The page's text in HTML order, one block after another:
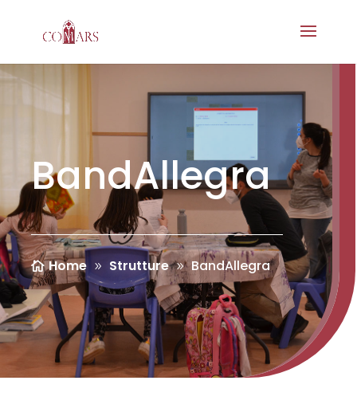
BandAllegra
Home Strutture BandAllegra